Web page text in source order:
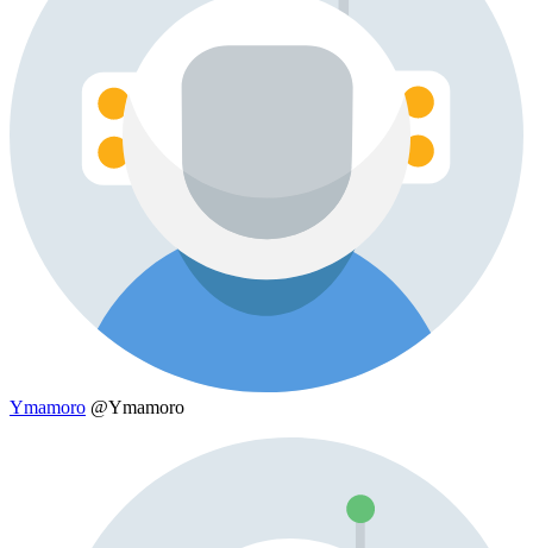
Ymamoro @Ymamoro